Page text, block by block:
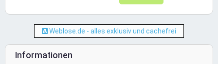
Weblose.de - alles exklusiv und cachefrei
Informationen